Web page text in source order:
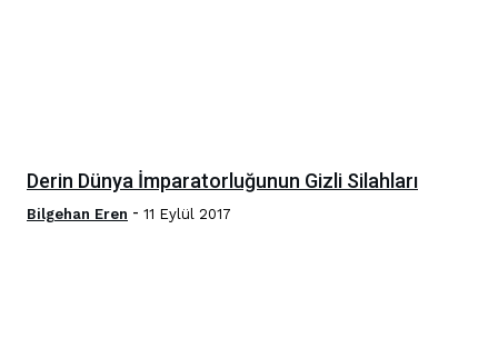
Derin Dünya İmparatorluğunun Gizli Silahları
Bilgehan Eren - 11 Eylül 2017